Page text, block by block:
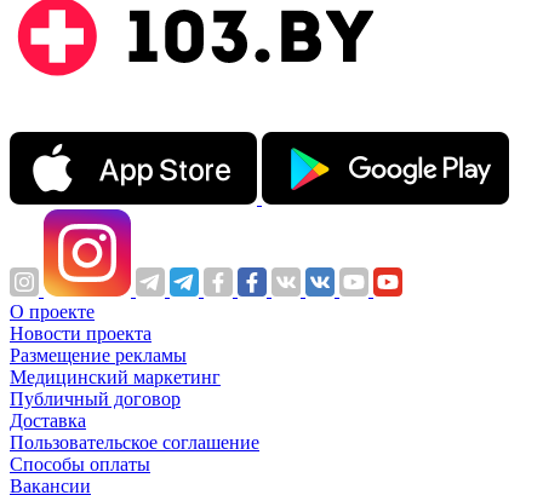
О проекте
Новости проекта
Размещение рекламы
Медицинский маркетинг
Публичный договор
Доставка
Пользовательское соглашение
Способы оплаты
Вакансии